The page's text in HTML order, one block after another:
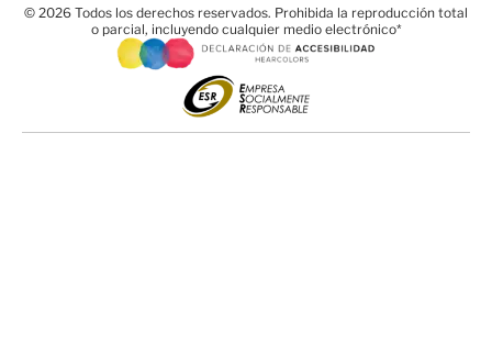
© 2026 Todos los derechos reservados. Prohibida la reproducción total
o parcial, incluyendo cualquier medio electrónico*